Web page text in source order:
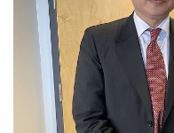
刊登